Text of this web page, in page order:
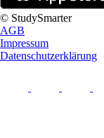
© StudySmarter
AGB
Impressum
Datenschutzerklärung